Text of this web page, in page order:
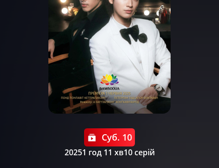
Суб. 10
20251 год 11 хв10 серій